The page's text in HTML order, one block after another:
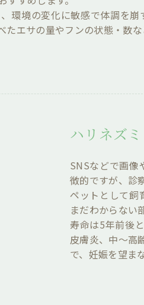
環境の変化に敏感で体調を
たエサの量やフンの状態・数
ハリネズミ
SNSなどで画
徴的ですが、診
ペットとして飼
まだわからない
寿命は5年前後
皮膚炎、中～高
で、妊娠を望ま